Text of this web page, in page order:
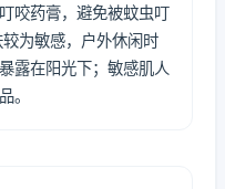
咬药膏，避免被蚊虫叮
为敏感，户外休闲时
露在阳光下；敏感肌人
。